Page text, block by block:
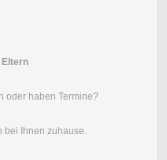
Eltern
oder haben Termine?
bei Ihnen zuhause.